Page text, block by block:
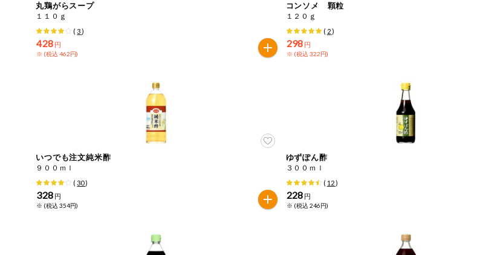
丸鶏がらスープ
１１０ｇ
(3)
428 円
※ (税込 462円)
コンソメ 顆粒
１２０ｇ
( 2)
298 円
※ (税込 322円)
いつでも注文純米酢
９００ｍｌ
(30)
328 円
※ (税込 354円)
ゆずぽん酢
３００ｍｌ
( 12)
228 円
※ (税込 246円)